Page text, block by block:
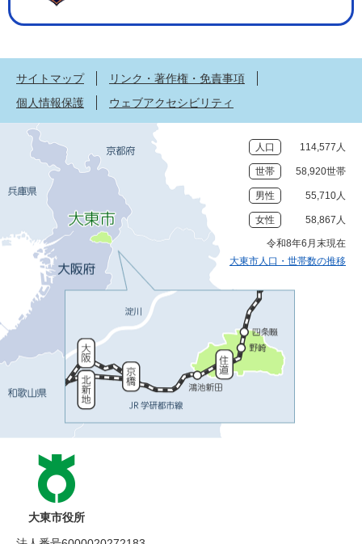
サイトマップ
リンク・著作権・免責事項
個人情報保護
ウェブアクセシビリティ
人口 114,577人
世帯 58,920世帯
男性 55,710人
女性 58,867人
令和8年6月末現在
大東市人口・世帯数の推移
大東市役所